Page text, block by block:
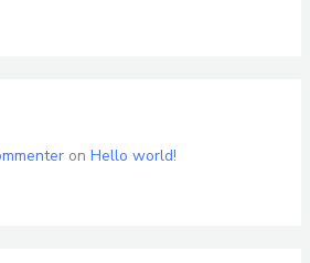
on Hello world!